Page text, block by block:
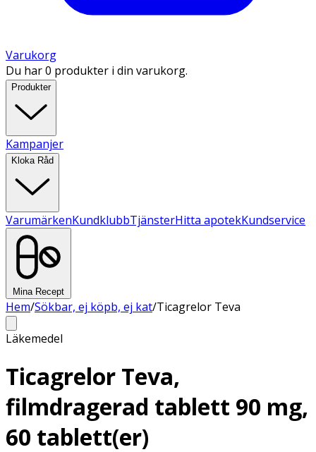
Varukorg
Du har 0 produkter i din varukorg.
Produkter
Kampanjer
Kloka Råd
VarumärkenKundklubbTjänsterHitta apotekKundservice
Mina Recept
Hem/Sökbar, ej köpb, ej kat/Ticagrelor Teva
Läkemedel
Ticagrelor Teva,
filmdragerad tablett 90 mg,
60 tablett(er)